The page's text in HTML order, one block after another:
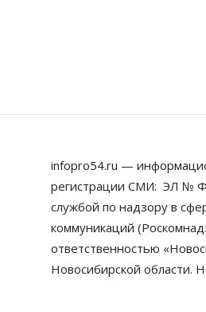
infopro54.ru —
регистрации СМИ: ЭЛ №
службой по надзору в
коммуникаций
ответственностью
Новосибирской области.